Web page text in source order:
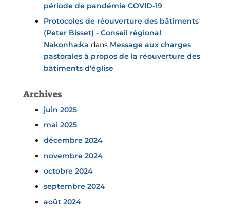
période de pandémie COVID-19
Protocoles de réouverture des bâtiments
(Peter Bisset) - Conseil régional
Nakonha:ka dans Message aux charges
pastorales à propos de la réouverture des
bâtiments d’église
Archives
juin 2025
mai 2025
décembre 2024
novembre 2024
octobre 2024
septembre 2024
août 2024